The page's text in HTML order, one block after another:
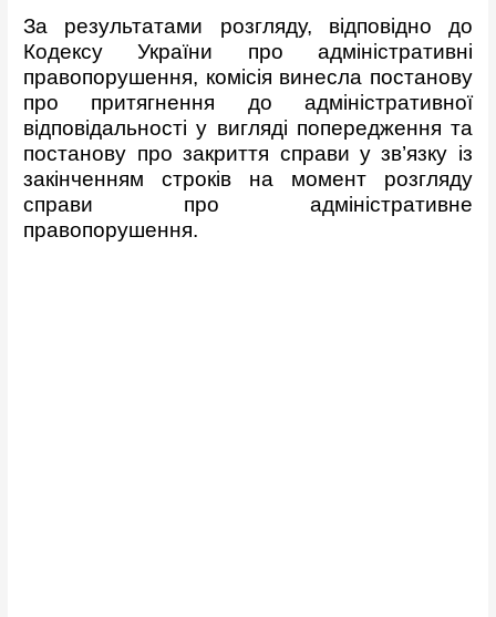
За результатами розгляду, відповідно до
Кодексу України про адміністративні
правопорушення, комісія винесла постанову
про притягнення до адміністративної
відповідальності у вигляді попередження та
постанову про закриття справи у зв’язку із
закінченням строків на момент розгляду
справи про адміністративне
правопорушення.